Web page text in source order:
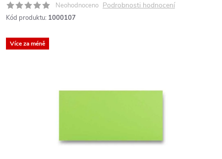
Neohodnoceno Podrobnosti hodnocení
Kód produktu: 1000107
Více za méně